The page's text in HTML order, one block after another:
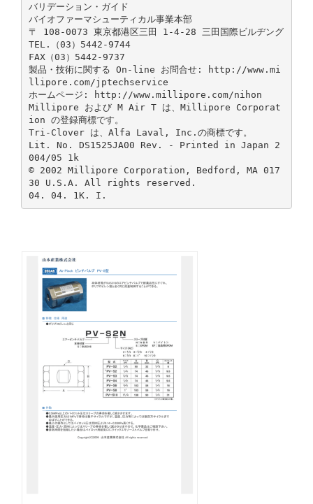
バリデーション・ガイド
バイオファーマシューティカル事業本部
〒 108-0073 東京都港区三田 1-4-28 三田国際ビルヂング
TEL.（03）5442-9744
FAX（03）5442-9737
製品・技術に関する On-line お問合せ: http://www.mi
llipore.com/jptechservice
ホームページ: http://www.millipore.com/nihon
Millipore および M Air T は、Millipore Corporat
ion の登録商標です。
Tri-Clover は、Alfa Laval, Inc.の商標です。
Lit. No. DS1525JA00 Rev. - Printed in Japan 2
004/05 1k
© 2002 Millipore Corporation, Bedford, MA 017
30 U.S.A. All rights reserved.